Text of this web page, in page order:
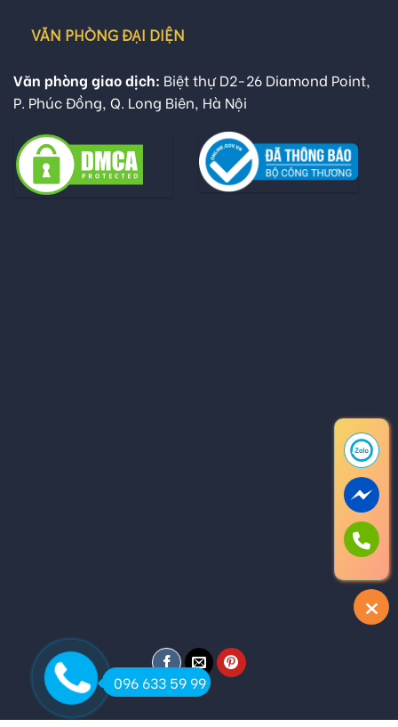
VĂN PHÒNG ĐẠI DIỆN
Văn phòng giao dịch: Biệt thự D2-26 Diamond Point,
P. Phúc Đồng, Q. Long Biên, Hà Nội
096 633 59 99